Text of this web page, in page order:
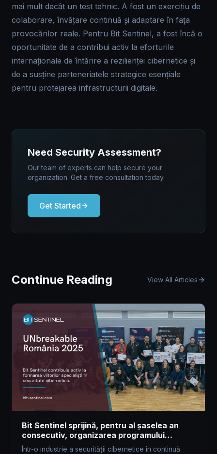
mai mult decât un test tehnic. A fost un exercițiu de
colaborare, învățare continuă și adaptare în fața
provocărilor reale. Pentru Bit Sentinel, a fost încă o
oportunitate de a contribui activ la eforturile
internaționale de întărire a rezilienței cibernetice și
de a susține parteneriatele strategice esențiale
pentru protejarea infrastructurii digitale.
Need Security Assessment?
Our team of experts can help secure your
organization. Get a free consultation today.
Get Started
Continue Reading View All Articles
Bit Sentinel sprijină, pentru al șaselea an
consecutiv, organizarea programului
UNbreakable România
Într-o industrie a securității cibernetice în continuă